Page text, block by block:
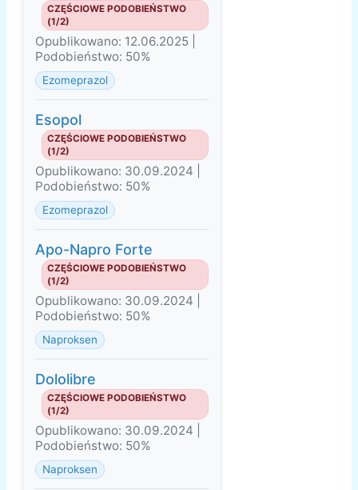
CZĘŚCIOWE PODOBIEŃSTWO
(1/2)
Opublikowano: 12.06.2025 |
Podobieństwo: 50%
Ezomeprazol
Esopol
CZĘŚCIOWE PODOBIEŃSTWO
(1/2)
Opublikowano: 30.09.2024 |
Podobieństwo: 50%
Ezomeprazol
Apo-Napro Forte
CZĘŚCIOWE PODOBIEŃSTWO
(1/2)
Opublikowano: 30.09.2024 |
Podobieństwo: 50%
Naproksen
Dololibre
CZĘŚCIOWE PODOBIEŃSTWO
(1/2)
Opublikowano: 30.09.2024 |
Podobieństwo: 50%
Naproksen